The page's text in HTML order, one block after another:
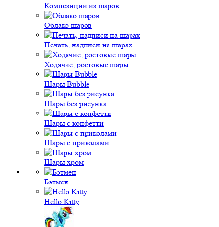
Композиции из шаров
Облако шаров
Печать, надписи на шарах
Ходячие, ростовые шары
Шары Bubble
Шары без рисунка
Шары с конфетти
Шары с приколами
Шары хром
Бэтмен
Hello Kitty